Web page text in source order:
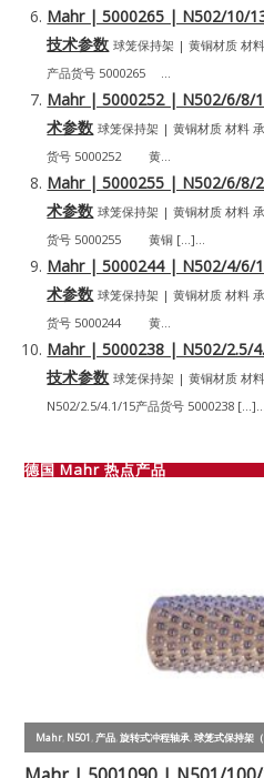
Mahr | 5000265 | N502/10/
技术参数 球笼保持架 | 黄铜材质 材
产品货号 5000265 ...
Mahr | 5000252 | N502/6/8/
术参数 球笼保持架 | 黄铜材质 材料
货号 5000252 黄...
Mahr | 5000255 | N502/6/8/
术参数 球笼保持架 | 黄铜材质 材料
货号 5000255 黄铜 […]...
Mahr | 5000244 | N502/4/6/
术参数 球笼保持架 | 黄铜材质 材料
货号 5000244 黄...
Mahr | 5000238 | N502/2.5/
技术参数 球笼保持架 | 黄铜材质 材
N502/2.5/4.1/15产品货号 5000238 […]...
德国 Mahr 热点产品